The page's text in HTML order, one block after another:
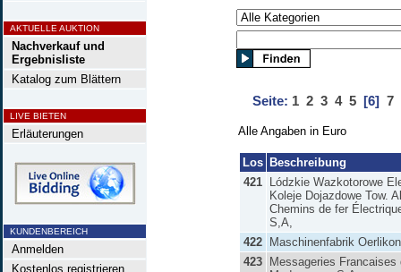
AKTUELLE AUKTION
Nachverkauf und
Ergebnisliste
Katalog zum Blättern
LIVE BIETEN
Erläuterungen
KUNDENBEREICH
Anmelden
Kostenlos registrieren
Seite: 1 2 3 4 5 [6] 7
Alle Angaben in Euro
Los Beschreibung
421
Lódzkie Wazkotorowe
Koleje Dojazdowe Tow.
Chemins de fer
S,A,
422
Maschinenfabrik Oerlikon
423
Messageries Francaises